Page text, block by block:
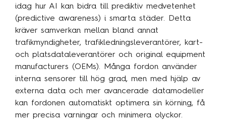
Det digitala undret
Kontakta oss
idag hur AI kan bidra till prediktiv medvetenhet
(predictive awareness) i smarta städer. Detta
kräver samverkan mellan bland annat
trafikmyndigheter, trafikledningsleverantörer, kart-
och platsdataleverantörer och original equipment
manufacturers (OEMs). Många fordon använder
interna sensorer till hög grad, men med hjälp av
externa data och mer avancerade datamodeller
kan fordonen automatiskt optimera sin körning, få
mer precisa varningar och minimera olyckor.